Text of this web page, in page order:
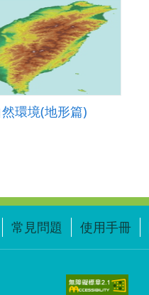
環境(地形篇)
常見問題 使用手冊